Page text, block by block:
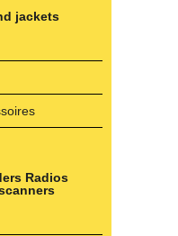
jackets
Radios